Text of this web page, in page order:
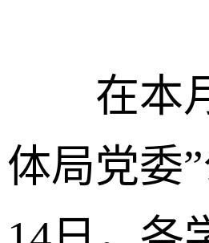
在本月
体局党委